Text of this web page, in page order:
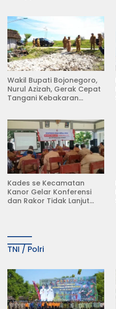
Wakil Bupati Bojonegoro,
Nurul Azizah, Gerak Cepat
Tangani Kebakaran
Kades se Kecamatan
Kanor Gelar Konferensi
dan Rakor Tidak Lanjut
TNI / Polri